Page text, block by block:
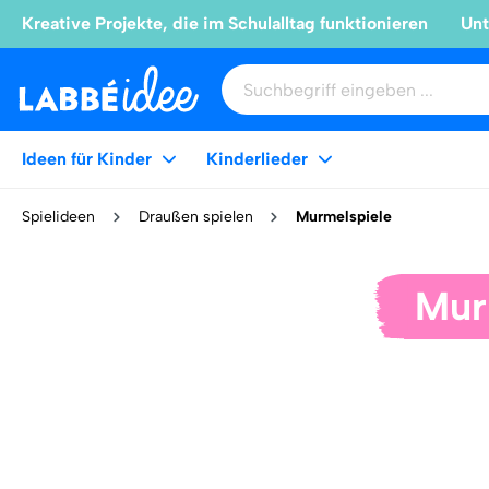
Kreative Projekte, die im Schulalltag funktionieren
Ideen für Kinder Kinderlieder
Spielideen Draußen spielen Murmelspiele